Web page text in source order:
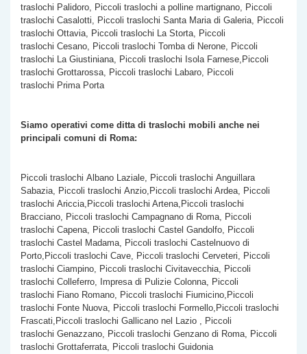
traslochi Palidoro, Piccoli traslochi a polline martignano, Piccoli
traslochi Casalotti, Piccoli traslochi Santa Maria di Galeria, Piccoli
traslochi Ottavia, Piccoli traslochi La Storta, Piccoli
traslochi Cesano, Piccoli traslochi Tomba di Nerone, Piccoli
traslochi La Giustiniana, Piccoli traslochi Isola Farnese,Piccoli
traslochi Grottarossa, Piccoli traslochi Labaro, Piccoli
traslochi Prima Porta
Siamo operativi come ditta di traslochi mobili anche nei
principali comuni di Roma:
Piccoli traslochi Albano Laziale, Piccoli traslochi Anguillara
Sabazia, Piccoli traslochi Anzio,Piccoli traslochi Ardea, Piccoli
traslochi Ariccia,Piccoli traslochi Artena,Piccoli traslochi
Bracciano, Piccoli traslochi Campagnano di Roma, Piccoli
traslochi Capena, Piccoli traslochi Castel Gandolfo, Piccoli
traslochi Castel Madama, Piccoli traslochi Castelnuovo di
Porto,Piccoli traslochi Cave, Piccoli traslochi Cerveteri, Piccoli
traslochi Ciampino, Piccoli traslochi Civitavecchia, Piccoli
traslochi Colleferro, Impresa di Pulizie Colonna, Piccoli
traslochi Fiano Romano, Piccoli traslochi Fiumicino,Piccoli
traslochi Fonte Nuova, Piccoli traslochi Formello,Piccoli traslochi
Frascati,Piccoli traslochi Gallicano nel Lazio , Piccoli
traslochi Genazzano, Piccoli traslochi Genzano di Roma, Piccoli
traslochi Grottaferrata, Piccoli traslochi Guidonia